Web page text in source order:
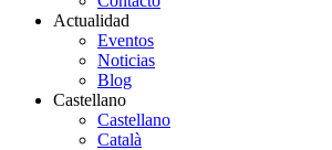
Actualidad
Eventos
Noticias
Blog
Castellano
Castellano
Català